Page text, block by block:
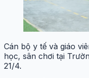
Cán bộ y tế và giáo
học, sân chơi tại
21/4.